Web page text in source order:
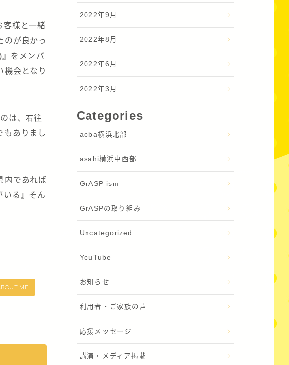
客様と一緒
のが良かっ
をメンバ
機会となり
は、右往
もありまし
内であれば
いる』そん
ME
2022年9月
2022年8月
2022年6月
2022年3月
Categories
aoba横浜北部
asahi横浜中西部
GrASP ism
GrASPの取り組み
Uncategorized
YouTube
お知らせ
利用者・ご家族の声
応援メッセージ
講演・メディア掲載